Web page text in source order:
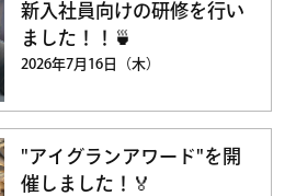
新入社員向けの研修を行い
ました！！🍵
2026年7月16日（木）
"アイグランアワード"を開
催しました！🏅